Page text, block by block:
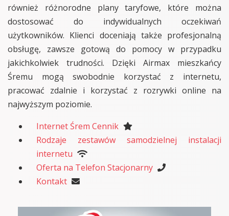
również różnorodne plany taryfowe, które można
dostosować do indywidualnych oczekiwań
użytkowników. Klienci doceniają także profesjonalną
obsługę, zawsze gotową do pomocy w przypadku
jakichkolwiek trudności. Dzięki Airmax mieszkańcy
Śremu mogą swobodnie korzystać z internetu,
pracować zdalnie i korzystać z rozrywki online na
najwyższym poziomie.
Internet Śrem Cennik
Rodzaje zestawów samodzielnej instalacji
internetu
Oferta na Telefon Stacjonarny
Kontakt